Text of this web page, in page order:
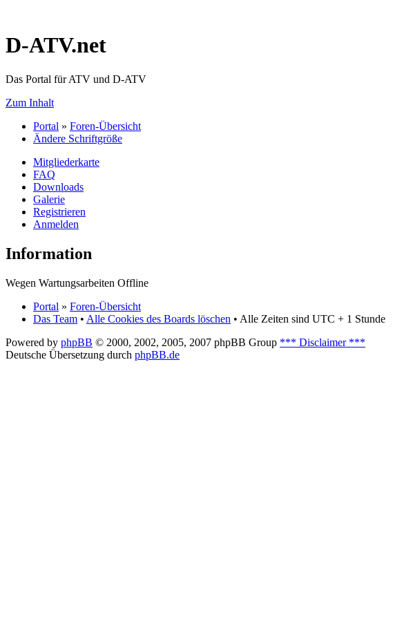
D-ATV.net
Das Portal für ATV und D-ATV
Zum Inhalt
Portal » Foren-Übersicht
Ändere Schriftgröße
Mitgliederkarte
FAQ
Downloads
Galerie
Registrieren
Anmelden
Information
Wegen Wartungsarbeiten Offline
Portal » Foren-Übersicht
Das Team • Alle Cookies des Boards löschen • Alle Zeiten sind UTC + 1 Stunde
Powered by phpBB © 2000, 2002, 2005, 2007 phpBB Group *** Disclaimer ***
Deutsche Übersetzung durch phpBB.de